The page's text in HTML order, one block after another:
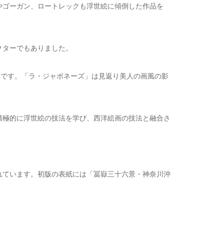
ーガン、ロートレックも浮世絵に傾倒した作品を
ーでもありました。
す。「ラ・ジャポネーズ」は見返り美人の画風の影
的に浮世絵の技法を学び、西洋絵画の技法と融合さ
います。初版の表紙には「冨嶽三十六景・神奈川沖